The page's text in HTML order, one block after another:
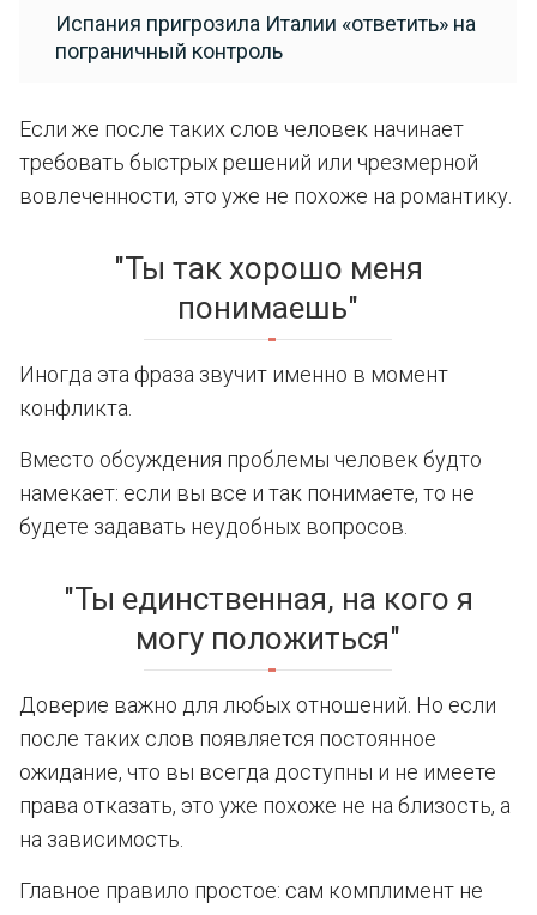
Испания пригрозила Италии «ответить» на
пограничный контроль
Если же после таких слов человек начинает
требовать быстрых решений или чрезмерной
вовлеченности, это уже не похоже на романтику.
"Ты так хорошо меня
понимаешь"
Иногда эта фраза звучит именно в момент
конфликта.
Вместо обсуждения проблемы человек будто
намекает: если вы все и так понимаете, то не
будете задавать неудобных вопросов.
"Ты единственная, на кого я
могу положиться"
Доверие важно для любых отношений. Но если
после таких слов появляется постоянное
ожидание, что вы всегда доступны и не имеете
права отказать, это уже похоже не на близость, а
на зависимость.
Главное правило простое: сам комплимент не